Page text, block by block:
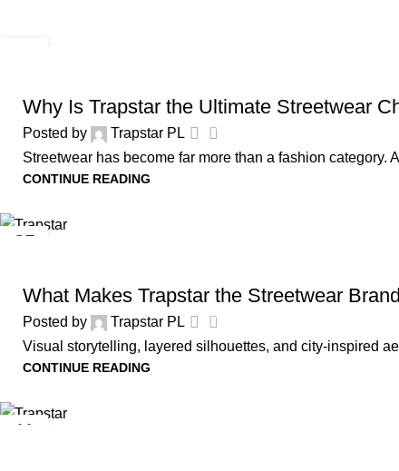
Why Is Trapstar the Ultimate Streetwear
Posted by Trapstar PL 0
Streetwear has become far more than a fashion category.
CONTINUE READING
25
What Makes Trapstar the Streetwear
Posted by Trapstar PL 0
Visual storytelling, layered silhouettes, and city-inspired
CONTINUE READING
11